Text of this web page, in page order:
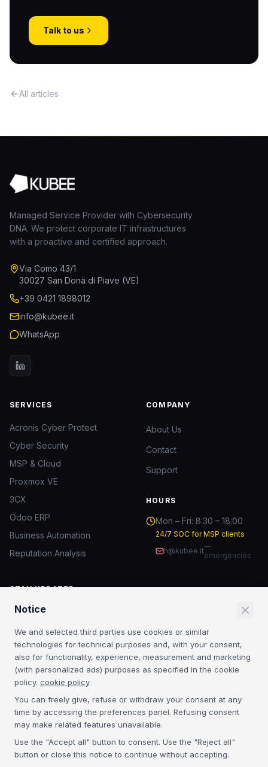
Talk to us
All articles
Managed Service Provider with Cybersecurity
DNA. We protect corporate IT infrastructures
with a proactive and certified approach.
Via Como 43/1
30027 San Donà di Piave (VE)
+39 0421 1898012
info@kubee.it
WhatsApp
SERVICES
Acronis Cyber Protect
Cyber Security
MSP & Cloud
Proxmox VE
3CX
Odoo ERP
Business Automation
Reputation Analysis
COMPANY
About Us
Contact
Support
HOURS
Mon – Fri: 8:30 – 18:00
24/7 SOC for MSP clients
h@kubee.it
—
emergencies
STAY UPDATED
IT security insights and MSP news.
Subscribe
By subscribing you agree to our Privacy Policy
Acronis Platinum 3CX Platinum NIS2 GDPR
Notice
We and selected third parties use cookies or similar
technologies for technical purposes and, with your consent,
also for functionality, experience, measurement and marketing
(with personalized ads) purposes as specified in the cookie
policy. cookie policy.
You can freely give, refuse or withdraw your consent at any
time by accessing the preferences panel. Refusing consent
may make related features unavailable.
Use the "Accept all" button to consent. Use the "Reject all"
button or close this notice to continue without accepting.